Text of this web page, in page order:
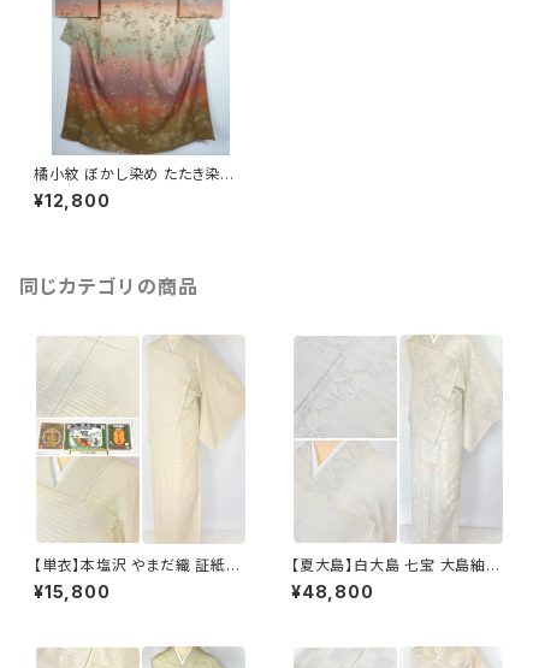
橘小紋 ぼかし染め たたき染め
金彩 正絹 075
¥12,800
同じカテゴリの商品
【単衣】本塩沢 やまだ織 証紙付
き 横縞 小紋 正絹 クリーム色 1
350
¥15,800
【夏大島】白大島 七宝 大島紬
紗紬 正絹 小紋 トールサイズ 白
グレー アイボリー 1053
¥48,800